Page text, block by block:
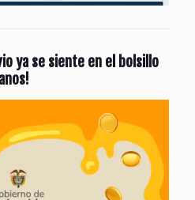
ya se siente en el bolsillo